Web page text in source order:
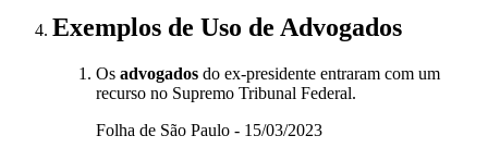
Exemplos de Uso de Advogados
Os advogados do ex-presidente entraram com um
recurso no Supremo Tribunal Federal.
Folha de São Paulo - 15/03/2023